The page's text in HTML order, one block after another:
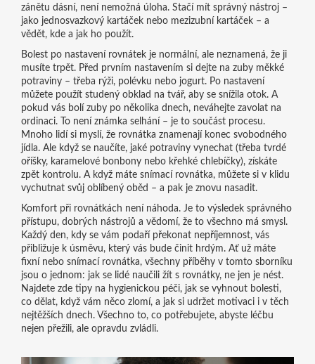
zánětu dásní, není nemožná úloha. Stačí mít správný nástroj –
jako jednosvazkový kartáček nebo mezizubní kartáček – a
vědět, kde a jak ho použít.
Bolest po nastavení rovnátek je normální, ale neznamená, že ji
musíte trpět. Před prvním nastavením si dejte na zuby měkké
potraviny – třeba rýži, polévku nebo jogurt. Po nastavení
můžete použít studený obklad na tvář, aby se snížila otok. A
pokud vás bolí zuby po několika dnech, neváhejte zavolat na
ordinaci. To není známka selhání – je to součást procesu.
Mnoho lidí si myslí, že rovnátka znamenají konec svobodného
jídla. Ale když se naučíte, jaké potraviny vynechat (třeba tvrdé
oříšky, karamelové bonbony nebo křehké chlebíčky), získáte
zpět kontrolu. A když máte snímací rovnátka, můžete si v klidu
vychutnat svůj oblíbený oběd – a pak je znovu nasadit.
Komfort při rovnátkách není náhoda. Je to výsledek správného
přístupu, dobrých nástrojů a vědomí, že to všechno má smysl.
Každý den, kdy se vám podaří překonat nepříjemnost, vás
přibližuje k úsměvu, který vás bude činit hrdým. Ať už máte
fixní nebo snímací rovnátka, všechny příběhy v tomto sborníku
jsou o jednom: jak se lidé naučili žít s rovnátky, ne jen je nést.
Najdete zde tipy na hygienickou péči, jak se vyhnout bolesti,
co dělat, když vám něco zlomí, a jak si udržet motivaci i v těch
nejtěžších dnech. Všechno to, co potřebujete, abyste léčbu
nejen přežili, ale opravdu zvládli.